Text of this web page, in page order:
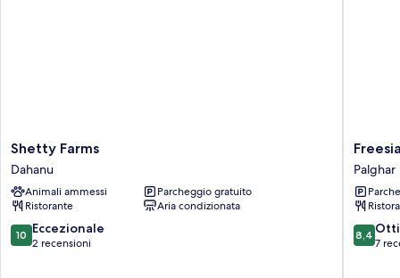
Shetty
Farms
Dahanu
Shetty Farms
Dahanu
Animali ammessi
Parcheggio gratuito
Ristorante
Aria condizionata
10.0
su
10 Eccezionale
2 recensioni
Freesia
by
Express
Inn
Palghar
Palghar
8.4
su
8,4
7